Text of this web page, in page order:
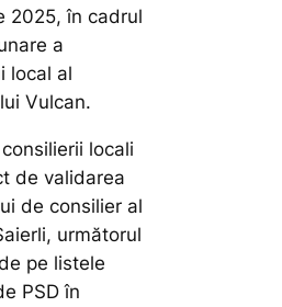
2025, în cadrul
a
local al
Vulcan.
locali
de validarea
de consilier al
următorul
pe listele
PSD în